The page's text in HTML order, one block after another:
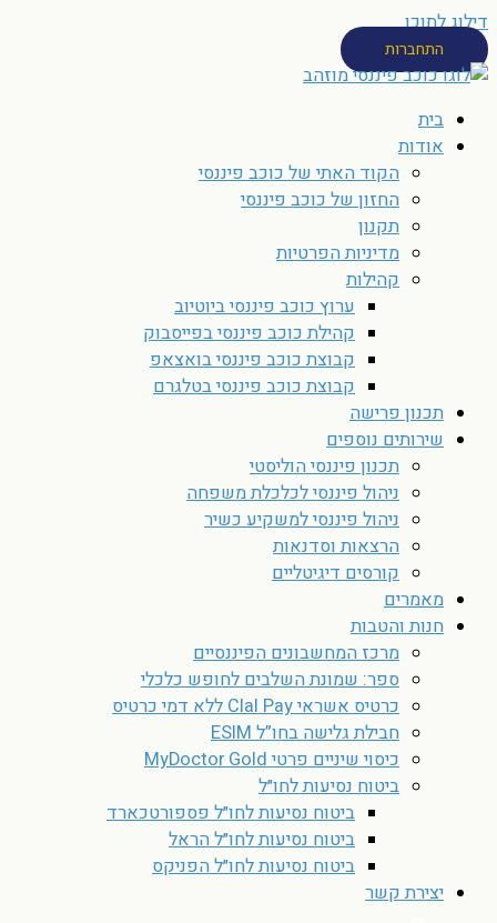
דילוג לתוכן
התחברות
בית
אודות
הקוד האתי של כוכב פיננסי
החזון של כוכב פיננסי
תקנון
מדיניות הפרטיות
קהילות
ערוץ כוכב פיננסי ביוטיוב
קהילת כוכב פיננסי בפייסבוק
קבוצת כוכב פיננסי בואצאפ
קבוצת כוכב פיננסי בטלגרם
תכנון פרישה
שירותים נוספים
תכנון פיננסי הוליסטי
ניהול פיננסי לכלכלת משפחה
ניהול פיננסי למשקיע כשיר
הרצאות וסדנאות
קורסים דיגיטליים
מאמרים
חנות והטבות
מרכז המחשבונים הפיננסיים
ספר: שמונת השלבים לחופש כלכלי
כרטיס אשראי Clal Pay ללא דמי כרטיס
חבילת גלישה בחו”ל ESIM
כיסוי שיניים פרטי MyDoctor Gold
ביטוח נסיעות לחו״ל
ביטוח נסיעות לחו״ל פספורטכארד
ביטוח נסיעות לחו״ל הראל
ביטוח נסיעות לחו״ל הפניקס
יצירת קשר